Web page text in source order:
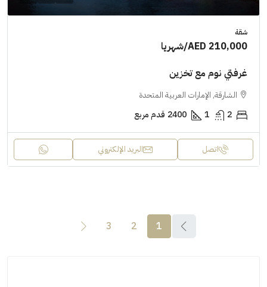
شقة
AED 210,000/شهريا
غرفتي نوم مع تخزين
الشارقة, الإمارات العربية المتحدة
2
1
2400 قدم مربع
اتصل البريد الإلكتروني
1
2
3